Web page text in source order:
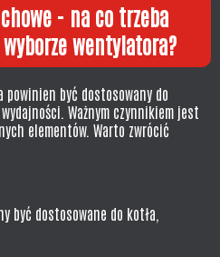
- na co trzeba
wentylatora?
powinien być dostosowany do
Ważnym czynnikiem jest
elementów. Warto zwrócić
być dostosowane do kotła,